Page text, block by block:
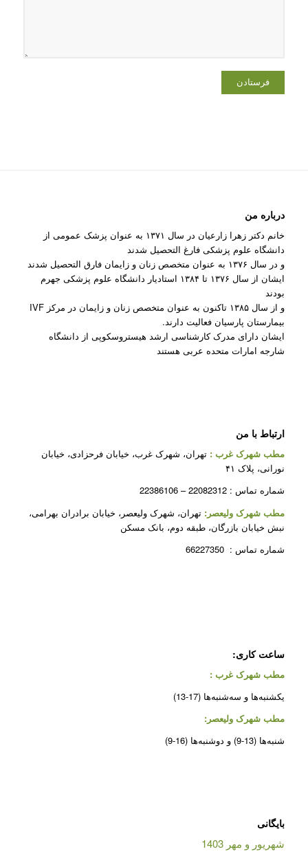
فرستادن
درباره من
خانم دکتر زهرا زارعیان در سال ۱۳۷۱ به عنوان پزشک عمومی از
دانشگاه علوم پزشکی فارغ التحصیل شدند
و در سال ۱۳۷۶ به عنوان متخصص زنان و زایمان فارق التحصیل شدند
ایشان از سال ۱۳۷۶ تا ۱۳۸۴ استادیار دانشگاه علوم پزشکی جهرم
بودند
و از سال ۱۳۸۵ تاکنون به عنوان متخصص زنان و زایمان در مرکز IVF
بیمارستان پارسیان فعالیت دارند.
ایشان دارای مدرک کارشناسی ارشد هیستروسکوپی از دانشگاه
شارجه امارات متحده عربی هستند
ارتباط با من
مطب شهرک غرب : تهران، شهرک غرب، خیابان فرحزادی، خیابان
نورانی، پلاک ۴۱
شماره تماس : 22082312 – 22386106
مطب شهرک ولیعصر: تهران، شهرک ولیعصر، خیابان برادران بهرامی،
نبش خیابان بازرگان، طبقه دوم، بانک مسکن
شماره تماس : 66227350
ساعت کاری:
مطب شهرک غرب :
یکشنبه‌ها و سه‌شنبه‌ها (17-13)
مطب شهرک ولیعصر:
شنبه‌ها (13-9) و دوشنبه‌ها (16-9)
بایگانی
شهریور و مهر 1403